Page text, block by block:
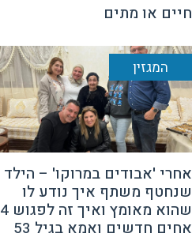
חיים או מתים
המגזין
אחרי 'אבודים במרוקו' – הילד
שנחטף משתף איך נודע לו
שהוא מאומץ ואיך זה לפגוש 4
אחים חדשים ואמא בגיל 53